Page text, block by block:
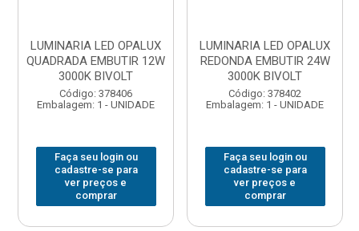
LUMINARIA LED OPALUX
QUADRADA EMBUTIR 12W
3000K BIVOLT
Código: 378406
Embalagem: 1 - UNIDADE
Faça seu login ou
cadastre-se para
ver preços e
comprar
LUMINARIA LED OPALUX
REDONDA EMBUTIR 24W
3000K BIVOLT
Código: 378402
Embalagem: 1 - UNIDADE
Faça seu login ou
cadastre-se para
ver preços e
comprar